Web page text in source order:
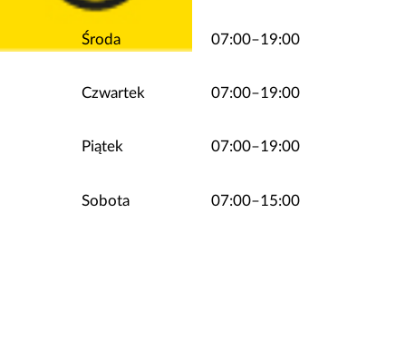
Środa 07:00–19:00
Czwartek 07:00–19:00
Piątek 07:00–19:00
Sobota 07:00–15:00